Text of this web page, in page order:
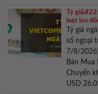
Tỷ
loạt lao
Tỷ giá
số ngoại
7/8/
Bán Mua
Chuyển
USD